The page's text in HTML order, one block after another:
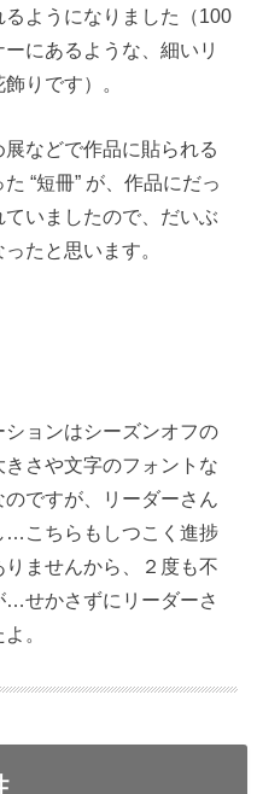
ようになりました（100
にあるような、細いリ
りです）。
などで作品に貼られる
“短冊” が、作品にだっ
いましたので、だいぶ
たと思います。
ョンはシーズンオフの
さや文字のフォントな
ですが、リーダーさん
…こちらもしつこく進捗
ませんから、２度も不
…せかさずにリーダーさ
。